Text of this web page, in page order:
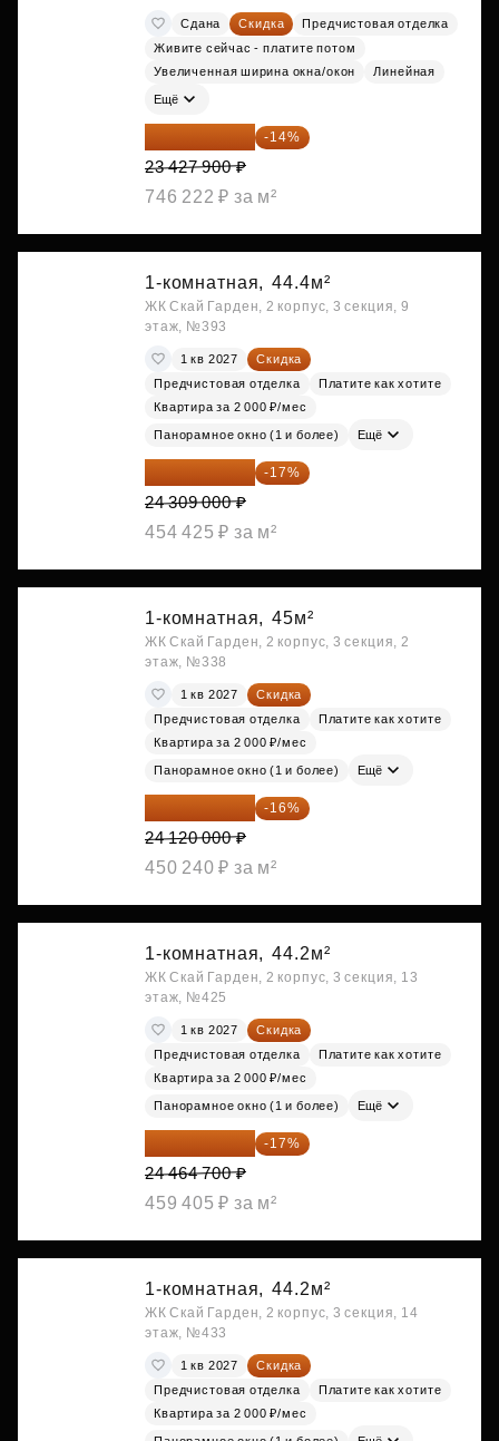
Сдана Скидка
Предчистовая отделка
Живите сейчас - платите потом
Увеличенная ширина окна/окон
Линейная
Ещё
20 147 994 ₽ -14%
23 427 900 ₽
746 222 ₽ за м²
1-комнатная, 44.4м²
ЖК Скай Гарден, 2 корпус, 3 секция, 9
этаж, №393
1 кв 2027
Скидка
Предчистовая отделка
Платите как хотите
Квартира за 2 000 ₽/мес
Панорамное окно (1 и более) Ещё
20 176 470 ₽ -17%
24 309 000 ₽
454 425 ₽ за м²
1-комнатная, 45м²
ЖК Скай Гарден, 2 корпус, 3 секция, 2
этаж, №338
1 кв 2027
Скидка
Предчистовая отделка
Платите как хотите
Квартира за 2 000 ₽/мес
Панорамное окно (1 и более) Ещё
20 260 800 ₽ -16%
24 120 000 ₽
450 240 ₽ за м²
1-комнатная, 44.2м²
ЖК Скай Гарден, 2 корпус, 3 секция, 13
этаж, №425
1 кв 2027
Скидка
Предчистовая отделка
Платите как хотите
Квартира за 2 000 ₽/мес
Панорамное окно (1 и более) Ещё
20 305 701 ₽ -17%
24 464 700 ₽
459 405 ₽ за м²
1-комнатная, 44.2м²
ЖК Скай Гарден, 2 корпус, 3 секция, 14
этаж, №433
1 кв 2027
Скидка
Предчистовая отделка
Платите как хотите
Квартира за 2 000 ₽/мес